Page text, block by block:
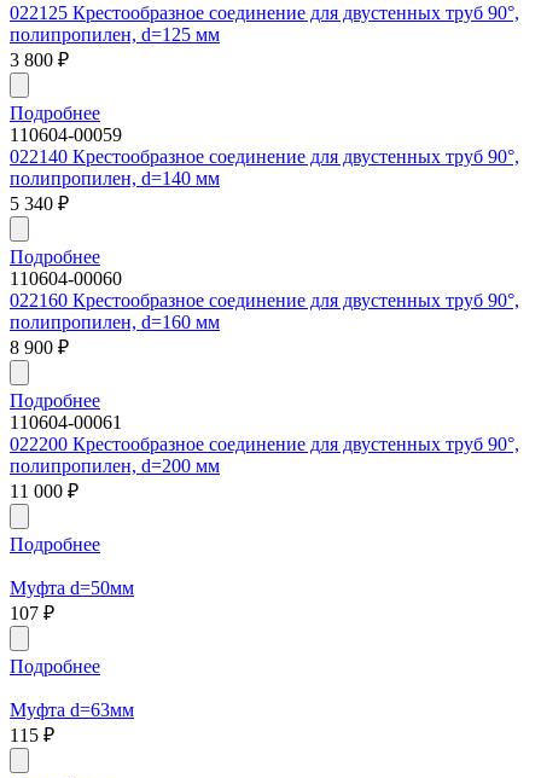
022125 Крестообразное соединение для двустенных труб 90°,
полипропилен, d=125 мм
3 800 ₽
Подробнее
110604-00059
022140 Крестообразное соединение для двустенных труб 90°,
полипропилен, d=140 мм
5 340 ₽
Подробнее
110604-00060
022160 Крестообразное соединение для двустенных труб 90°,
полипропилен, d=160 мм
8 900 ₽
Подробнее
110604-00061
022200 Крестообразное соединение для двустенных труб 90°,
полипропилен, d=200 мм
11 000 ₽
Подробнее
Муфта d=50мм
107 ₽
Подробнее
Муфта d=63мм
115 ₽